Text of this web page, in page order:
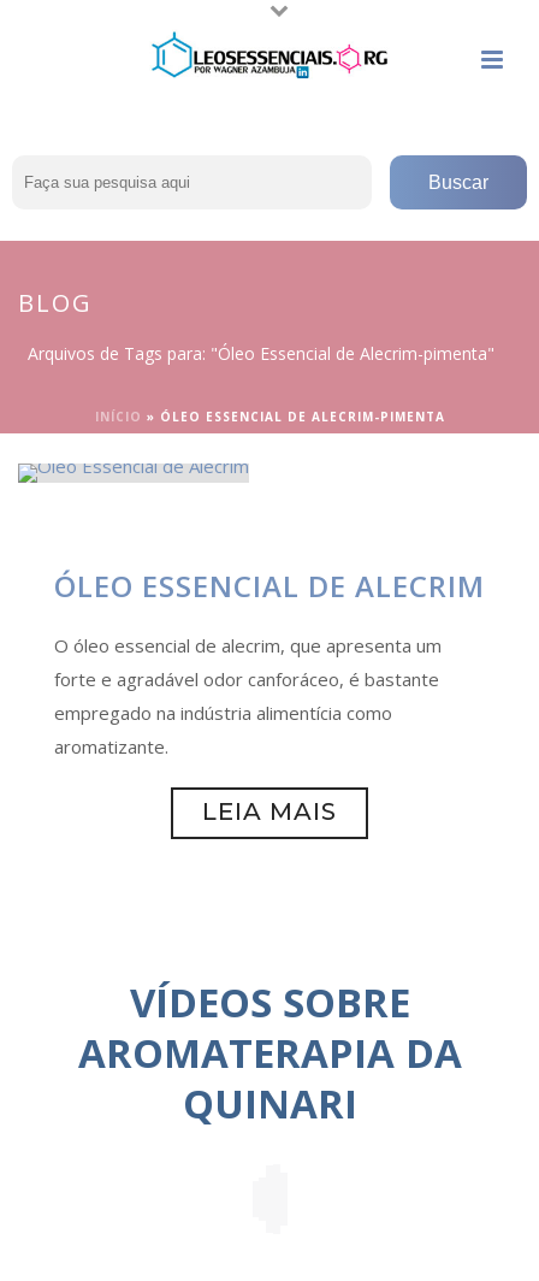
BLOG
Arquivos de Tags para: "Óleo Essencial de Alecrim-pimenta"
INÍCIO » ÓLEO ESSENCIAL DE ALECRIM-PIMENTA
ÓLEO ESSENCIAL DE ALECRIM
O óleo essencial de alecrim, que apresenta um
forte e agradável odor canforáceo, é bastante
empregado na indústria alimentícia como
aromatizante.
LEIA MAIS
VÍDEOS SOBRE
AROMATERAPIA DA
QUINARI